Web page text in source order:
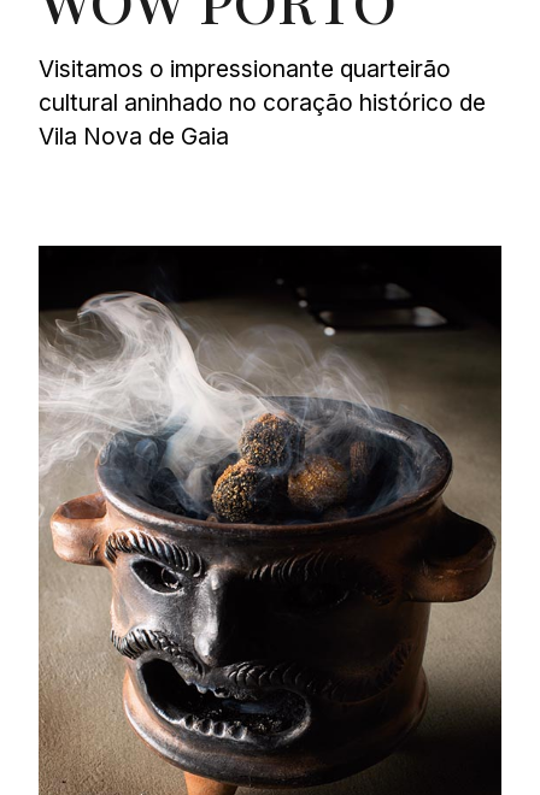
Visitamos o impressionante quarteirão
cultural aninhado no coração histórico de
Vila Nova de Gaia